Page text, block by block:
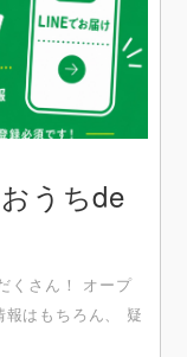
うちde
くさん！ オープ
はもちろん、 疑